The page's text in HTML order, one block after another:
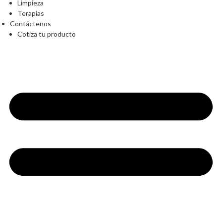
Limpieza
Terapias
Contáctenos
Cotiza tu producto